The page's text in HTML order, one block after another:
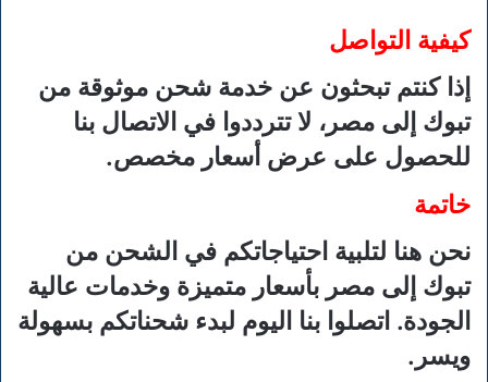
كيفية التواصل
إذا كنتم تبحثون عن خدمة شحن موثوقة من
تبوك إلى مصر، لا تترددوا في الاتصال بنا
للحصول على عرض أسعار مخصص.
خاتمة
نحن هنا لتلبية احتياجاتكم في الشحن من
تبوك إلى مصر بأسعار متميزة وخدمات عالية
الجودة. اتصلوا بنا اليوم لبدء شحناتكم بسهولة
ويسر.